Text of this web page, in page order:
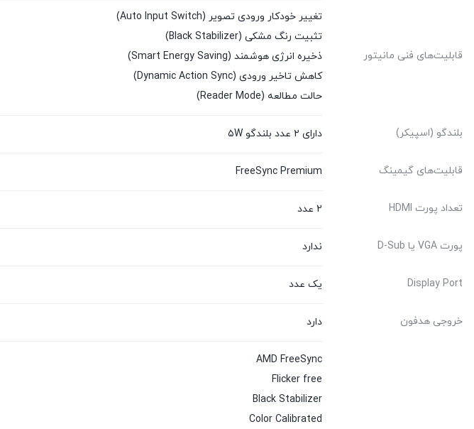
قابلیت‌های فنی مانیتور
تغییر خودکار ورودی تصویر (Auto Input Switch)
تثبیت رنگ مشکی (Black Stabilizer)
ذخیره انرژی هوشمند (Smart Energy Saving)
کاهش تاخیر ورودی (Dynamic Action Sync)
حالت مطالعه (Reader Mode)
بلندگو (اسپیکر) دارای ۲ عدد بلندگو ۵W
قابلیت‌های گیمینگ FreeSync Premium
تعداد پورت HDMI 2 عدد
پورت VGA یا D-Sub ندارد
Display Port یک عدد
خروجی هدفون دارد
AMD FreeSync
Flicker free
Black Stabilizer
Color Calibrated